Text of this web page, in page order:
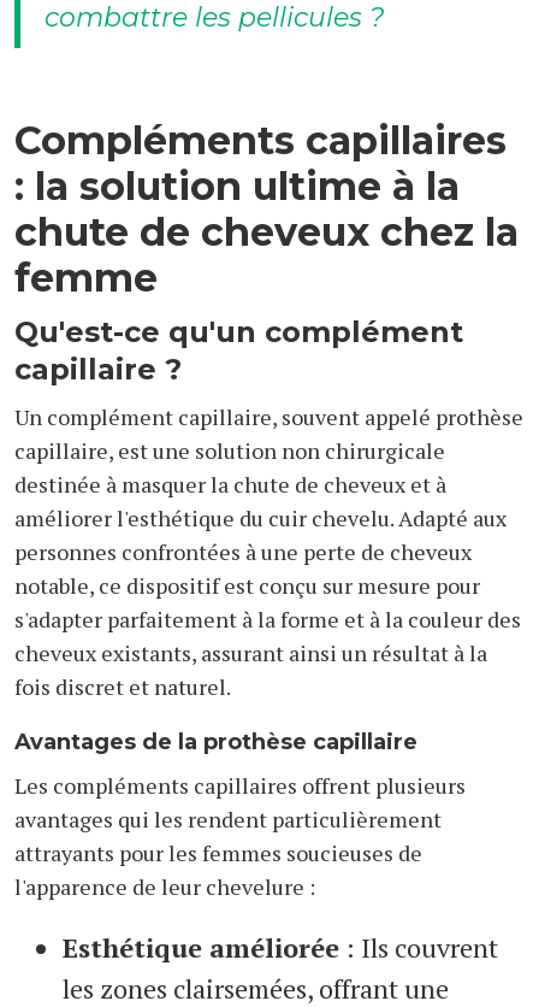
combattre les pellicules ?
Compléments capillaires
: la solution ultime à la
chute de cheveux chez la
femme
Qu'est-ce qu'un complément
capillaire ?
Un complément capillaire, souvent appelé prothèse
capillaire, est une solution non chirurgicale
destinée à masquer la chute de cheveux et à
améliorer l'esthétique du cuir chevelu. Adapté aux
personnes confrontées à une perte de cheveux
notable, ce dispositif est conçu sur mesure pour
s'adapter parfaitement à la forme et à la couleur des
cheveux existants, assurant ainsi un résultat à la
fois discret et naturel.
Avantages de la prothèse capillaire
Les compléments capillaires offrent plusieurs
avantages qui les rendent particulièrement
attrayants pour les femmes soucieuses de
l'apparence de leur chevelure :
Esthétique améliorée : Ils couvrent
les zones clairsemées, offrant une